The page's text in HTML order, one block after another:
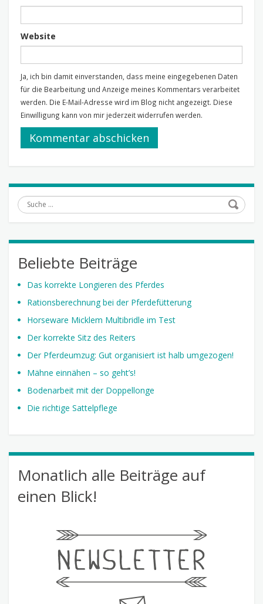
Website
Ja, ich bin damit einverstanden, dass meine eingegebenen Daten
für die Bearbeitung und Anzeige meines Kommentars verarbeitet
werden. Die E-Mail-Adresse wird im Blog nicht angezeigt. Diese
Einwilligung kann von mir jederzeit widerrufen werden.
Suche
Beliebte Beiträge
Das korrekte Longieren des Pferdes
Rationsberechnung bei der Pferdefütterung
Horseware Micklem Multibridle im Test
Der korrekte Sitz des Reiters
Der Pferdeumzug: Gut organisiert ist halb umgezogen!
Mähne einnähen – so geht’s!
Bodenarbeit mit der Doppellonge
Die richtige Sattelpflege
Monatlich alle Beiträge auf
einen Blick!